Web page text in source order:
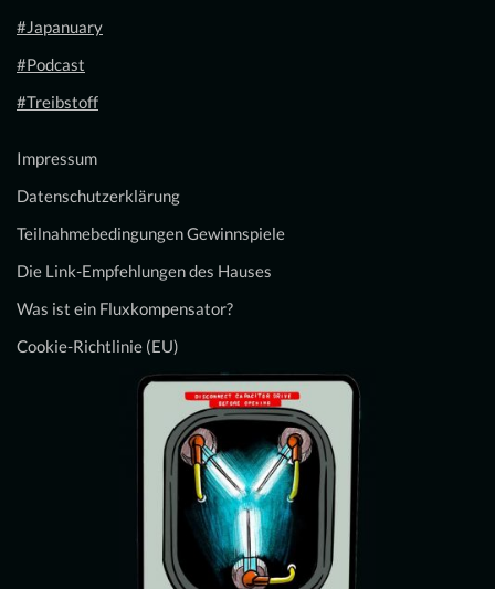
#Japanuary
#Podcast
#Treibstoff
Impressum
Datenschutzerklärung
Teilnahmebedingungen Gewinnspiele
Die Link-Empfehlungen des Hauses
Was ist ein Fluxkompensator?
Cookie-Richtlinie (EU)